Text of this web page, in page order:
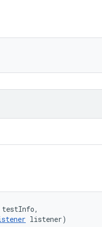
testInfo,
listener)